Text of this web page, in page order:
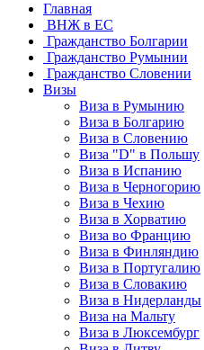
Главная
ВНЖ в ЕС
Гражданство Болгарии
Гражданство Румынии
Гражданство Словении
Визы
Виза в Румынию
Виза в Болгарию
Виза в Словению
Виза "D" в Польшу
Виза в Испанию
Виза в Черногорию
Виза в Чехию
Виза в Хорватию
Виза во Францию
Виза в Финляндию
Виза в Португалию
Виза в Словакию
Виза в Нидерланды
Виза на Мальту
Виза в Люксембург